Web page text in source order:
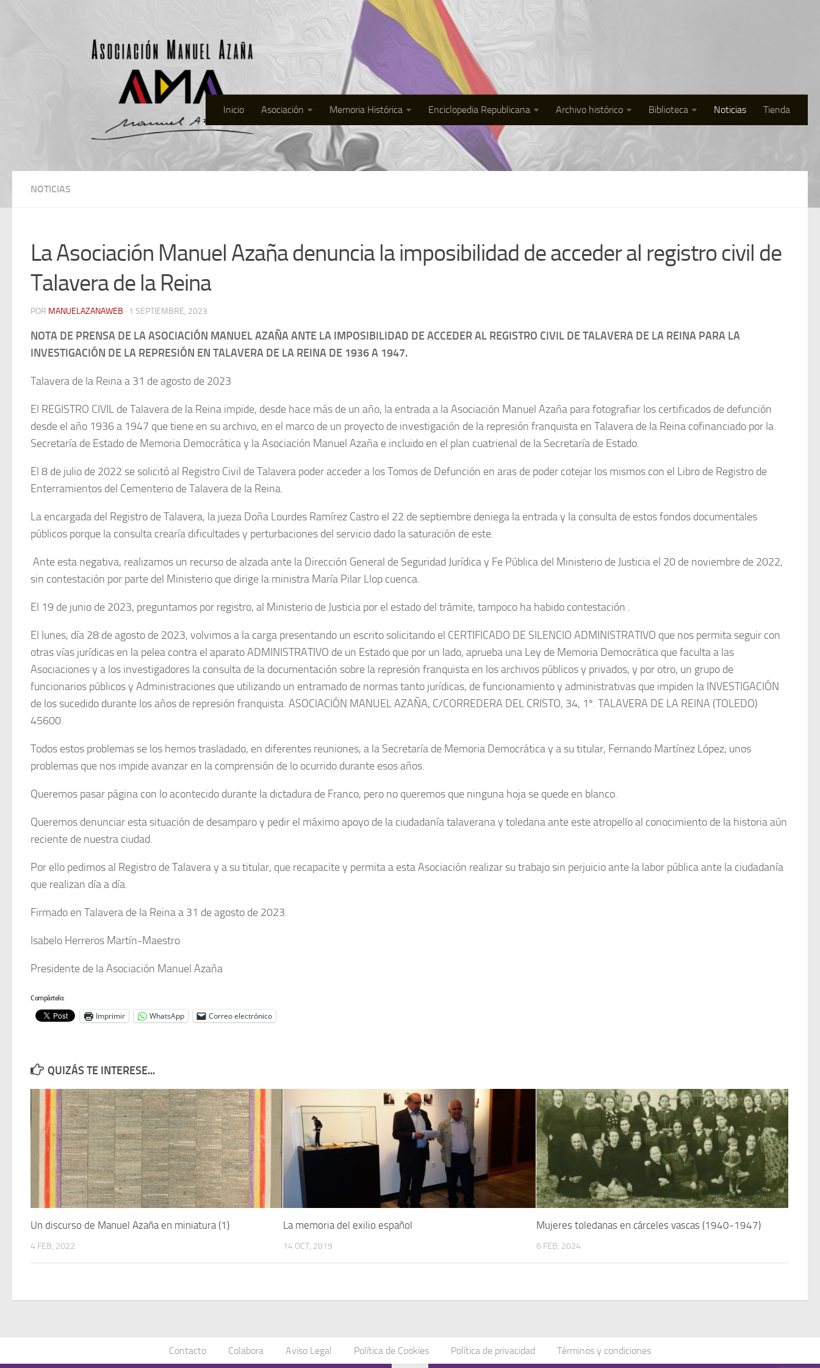
Inicio Asociación Memoria Histórica Enciclopedia Republicana Archivo histórico Biblioteca Noticias Tienda
NOTICIAS
La Asociación Manuel Azaña denuncia la imposibilidad de acceder al registro civil de
Talavera de la Reina
POR MANUELAZANAWEB · 1 SEPTIEMBRE, 2023
NOTA DE PRENSA DE LA ASOCIACIÓN MANUEL AZAÑA ANTE LA IMPOSIBILIDAD DE ACCEDER AL REGISTRO CIVIL DE TALAVERA DE LA REINA PARA LA
INVESTIGACIÓN DE LA REPRESIÓN EN TALAVERA DE LA REINA DE 1936 A 1947.
Talavera de la Reina a 31 de agosto de 2023
El REGISTRO CIVIL de Talavera de la Reina impide, desde hace más de un año, la entrada a la Asociación Manuel Azaña para fotografiar los certificados de defunción
desde el año 1936 a 1947 que tiene en su archivo, en el marco de un proyecto de investigación de la represión franquista en Talavera de la Reina cofinanciado por la
Secretaría de Estado de Memoria Democrática y la Asociación Manuel Azaña e incluido en el plan cuatrienal de la Secretaría de Estado.
El 8 de julio de 2022 se solicitó al Registro Civil de Talavera poder acceder a los Tomos de Defunción en aras de poder cotejar los mismos con el Libro de Registro de
Enterramientos del Cementerio de Talavera de la Reina.
La encargada del Registro de Talavera, la jueza Doña Lourdes Ramírez Castro el 22 de septiembre deniega la entrada y la consulta de estos fondos documentales
públicos porque la consulta crearía dificultades y perturbaciones del servicio dado la saturación de este.
Ante esta negativa, realizamos un recurso de alzada ante la Dirección General de Seguridad Jurídica y Fe Pública del Ministerio de Justicia el 20 de noviembre de 2022,
sin contestación por parte del Ministerio que dirige la ministra María Pilar Llop cuenca.
El 19 de junio de 2023, preguntamos por registro, al Ministerio de Justicia por el estado del trámite, tampoco ha habido contestación .
El lunes, día 28 de agosto de 2023, volvimos a la carga presentando un escrito solicitando el CERTIFICADO DE SILENCIO ADMINISTRATIVO que nos permita seguir con
otras vías jurídicas en la pelea contra el aparato ADMINISTRATIVO de un Estado que por un lado, aprueba una Ley de Memoria Democrática que faculta a las
Asociaciones y a los investigadores la consulta de la documentación sobre la represión franquista en los archivos públicos y privados, y por otro, un grupo de
funcionarios públicos y Administraciones que utilizando un entramado de normas tanto jurídicas, de funcionamiento y administrativas que impiden la INVESTIGACIÓN
de los sucedido durante los años de represión franquista. ASOCIACIÓN MANUEL AZAÑA, C/CORREDERA DEL CRISTO, 34, 1º. TALAVERA DE LA REINA (TOLEDO)
45600.
Todos estos problemas se los hemos trasladado, en diferentes reuniones, a la Secretaría de Memoria Democrática y a su titular, Fernando Martínez López; unos
problemas que nos impide avanzar en la comprensión de lo ocurrido durante esos años.
Queremos pasar página con lo acontecido durante la dictadura de Franco, pero no queremos que ninguna hoja se quede en blanco.
Queremos denunciar esta situación de desamparo y pedir el máximo apoyo de la ciudadanía talaverana y toledana ante este atropello al conocimiento de la historia aún
reciente de nuestra ciudad.
Por ello pedimos al Registro de Talavera y a su titular, que recapacite y permita a esta Asociación realizar su trabajo sin perjuicio ante la labor pública ante la ciudadanía
que realizan día a día.
Firmado en Talavera de la Reina a 31 de agosto de 2023.
Isabelo Herreros Martín-Maestro
Presidente de la Asociación Manuel Azaña
Compártelo:
Imprimir WhatsApp Correo electrónico
QUIZÁS TE INTERESE...
Un discurso de Manuel Azaña en miniatura (1)
4 FEB, 2022
La memoria del exilio español
14 OCT, 2019
Mujeres toledanas en cárceles vascas (1940-1947)
6 FEB, 2024
Contacto Colabora Aviso Legal Política de Cookies Política de privacidad Términos y condiciones